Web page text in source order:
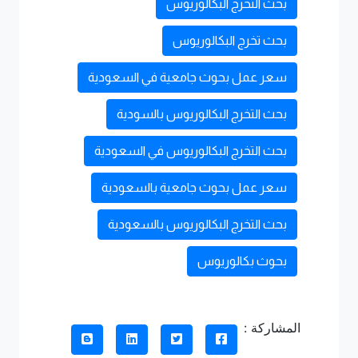
بحث التخرج البكالوريوس
بحث تخرج البكالوريوس
سعر عمل بحوث جامعية في السعودية
بحث التخرج البكالوريوس بالسودية
بحث التخرج البكالوريوس في السعودية
سعر عمل بحوث جامعية بالسعودية
بحث التخرج البكالوريوس بالسعودية
بحوث بكالوريوس
المشاركة :